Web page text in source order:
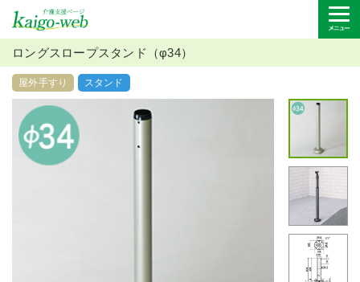
ロングスロープスタンド（φ34）
屋外手すり スタンド